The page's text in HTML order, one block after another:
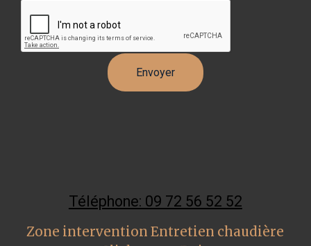
Téléphone: 09 72 56 52 52
Zone intervention Entretien chaudière